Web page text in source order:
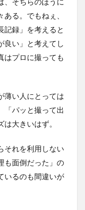
る。でもねぇ、
記録」を考えると
良い」と考えてし
はプロに撮っても
薄い人にとっては
「パッと撮って出
大きいはず。
それを利用しない
も面倒だった」の
いるのも間違いが